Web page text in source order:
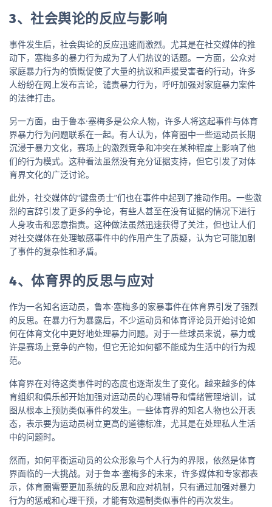
3、社会舆论的反应与影响
事件发生后，社会舆论的反应迅速而激烈。尤其是在社交媒体的推
动下，塞梅多的暴力行为成为了人们热议的话题。一方面，公众对
家庭暴力行为的愤慨促使了大量的抗议和声援受害者的行动，许多
人纷纷在网上发布言论，谴责暴力行为，呼吁加强对家庭暴力案件
的法律打击。
另一方面，由于鲁本·塞梅多是公众人物，许多人将这起事件与体育
界暴力行为问题联系在一起。有人认为，体育圈中一些运动员长期
沉浸于暴力文化，赛场上的激烈竞争和冲突在某种程度上影响了他
们的行为模式。这种看法虽然没有充分证据支持，但它引发了对体
育界文化的广泛讨论。
此外，社交媒体的“键盘勇士”们也在事件中起到了推动作用。一些激
烈的言辞引发了更多的争论，有些人甚至在没有证据的情况下进行
人身攻击和恶意指责。这种做法虽然迅速获得了关注，但也让人们
对社交媒体在处理敏感事件中的作用产生了质疑，认为它可能加剧
了事件的复杂性和矛盾。
4、体育界的反思与应对
作为一名知名运动员，鲁本·塞梅多的家暴事件在体育界引发了强烈
的反思。在暴力行为暴露后，不少运动员和体育评论员开始讨论如
何在体育文化中更好地处理暴力问题。对于一些球员来说，暴力或
许是赛场上竞争的产物，但它无论如何都不能成为生活中的行为规
范。
体育界在对待这类事件时的态度也逐渐发生了变化。越来越多的体
育组织和俱乐部开始加强对运动员的心理辅导和情绪管理培训，试
图从根本上预防类似事件的发生。一些体育界的知名人物也公开表
态，表示要为运动员树立更高的道德标准，尤其是在处理私人生活
中的问题时。
然而，如何平衡运动员的公众形象与个人行为的界限，依然是体育
界面临的一大挑战。对于鲁本·塞梅多的未来，许多媒体和专家都表
示，体育圈需要更加系统的反思和应对机制，只有通过加强对暴力
行为的惩戒和心理干预，才能有效遏制类似事件的再次发生。